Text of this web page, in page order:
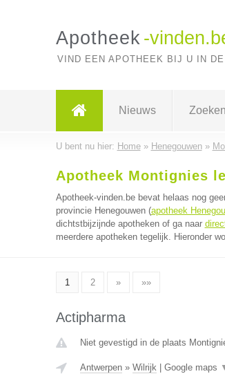
Apotheek -
VIND EEN APOTHEEK BIJ U IN
Nieuws Zoeken
U bent nu hier: Home» Henegouwen»
Apotheek Montignies
Apotheek-vinden.be bevat helaas nog
provincie Henegouwen (apotheek
dichtstbijzijnde apotheken of ga naar
meerdere apotheken tegelijk. Hieronder
1 2 » »»
Actipharma
Niet gevestigd in de plaats
Antwerpen» Wilrijk| Google maps